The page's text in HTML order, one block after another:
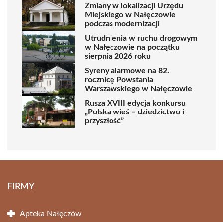
Zmiany w lokalizacji Urzędu
Miejskiego w Nałęczowie
podczas modernizacji
Utrudnienia w ruchu drogowym
w Nałęczowie na początku
sierpnia 2026 roku
Syreny alarmowe na 82.
rocznicę Powstania
Warszawskiego w Nałęczowie
Rusza XVIII edycja konkursu
„Polska wieś – dziedzictwo i
przyszłość”
FIRMY
Apteka Nałęczów